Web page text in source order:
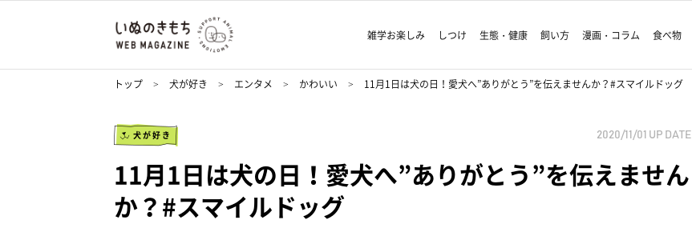
雑学お楽しみ しつけ 生態・健康 飼い方 漫画・コラム 食べ物
トップ 犬が好き エンタメ かわいい 11月1日は犬の日！愛犬へ”ありがとう”を伝えませんか？#スマイルドッグ
犬が好き 2020/11/01 UP DATE
11月1日は犬の日！愛犬へ”ありがとう”を伝えません
か？#スマイルドッグ